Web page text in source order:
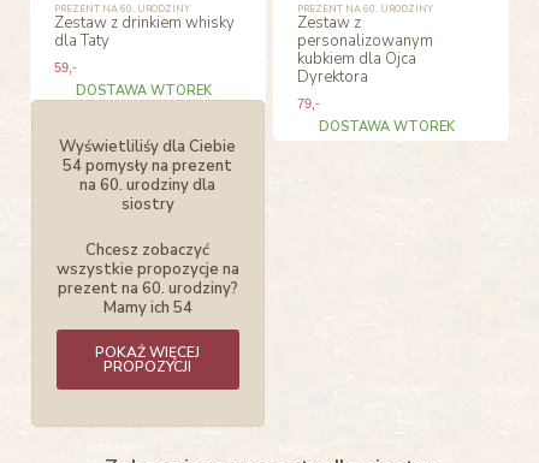
PREZENT NA 60. URODZINY
Zestaw z drinkiem whisky
dla Taty
59,-
DOSTAWA WTOREK
PREZENT NA 60. URODZINY
Zestaw z
personalizowanym
kubkiem dla Ojca
Dyrektora
79 ,-
DOSTAWA WTOREK
Wyświetliliśy dla Ciebie
54 pomysły na prezent
na 60. urodziny dla
siostry
Chcesz zobaczyć
wszystkie propozycje na
prezent na 60. urodziny?
Mamy ich 54
POKAŻ WIĘCEJ
PROPOZYCJI